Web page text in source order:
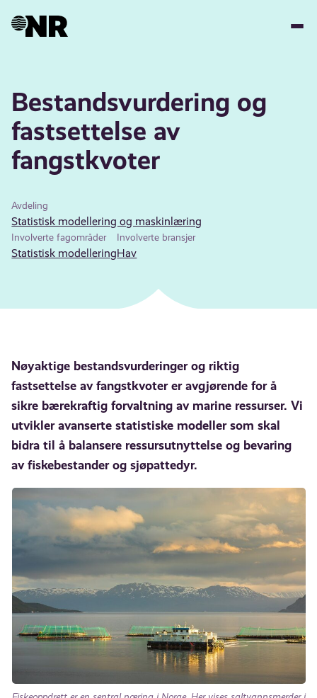
Bestandsvurdering og
fastsettelse av
fangstkvoter
Avdeling
Statistisk modellering og maskinlæring
Involverte fagområder
Statistisk modellering
Involverte bransjer
Hav
Nøyaktige bestandsvurderinger og riktig
fastsettelse av fangstkvoter er avgjørende for å
sikre bærekraftig forvaltning av marine ressurser. Vi
utvikler avanserte statistiske modeller som skal
bidra til å balansere ressursutnyttelse og bevaring
av fiskebestander og sjøpattedyr.